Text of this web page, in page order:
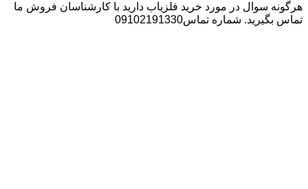
هرگونه سوال در مورد خرید فلزیاب دارید با کارشناسان فروش ما
تماس بگیرید. شماره تماس09102191330